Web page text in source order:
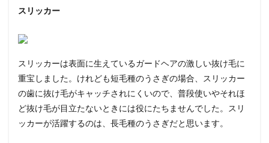
スリッカー
スリッカーは表面に生えているガードヘアの激しい抜け毛に
重宝しました。けれども短毛種のうさぎの場合、スリッカー
の歯に抜け毛がキャッチされにくいので、普段使いやそれほ
ど抜け毛が目立たないときには役にたちませんでした。スリ
ッカーが活躍するのは、長毛種のうさぎだと思います。